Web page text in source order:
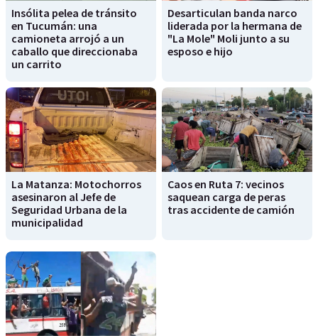
Insólita pelea de tránsito
en Tucumán: una
camioneta arrojó a un
caballo que direccionaba
un carrito
Desarticulan banda narco
liderada por la hermana de
"La Mole" Moli junto a su
esposo e hijo
La Matanza: Motochorros
asesinaron al Jefe de
Seguridad Urbana de la
municipalidad
Caos en Ruta 7: vecinos
saquean carga de peras
tras accidente de camión